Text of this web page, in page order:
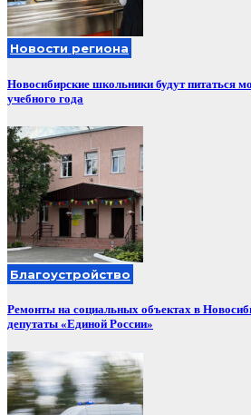
Новости региона
Новосибирские школьники будут питаться
учебного года
Благоустройство
Ремонты на социальных объектах в
депутаты «Единой России»